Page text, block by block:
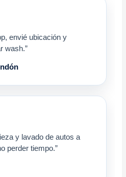
envié ubicación y
wash.”
y lavado de autos a
perder tiempo.”